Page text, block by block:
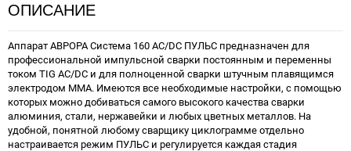
ОПИСАНИЕ
Аппарат АВРОРА Система 160 AC/DC ПУЛЬС предназначен для
профессиональной импульсной сварки постоянным и переменны
током TIG AC/DC и для полноценной сварки штучным плавящимся
электродом MMA. Имеются все необходимые настройки, с помощью
которых можно добиваться самого высокого качества сварки
алюминия, стали, нержавейки и любых цветных металлов. На
удобной, понятной любому сварщику циклограмме отдельно
настраивается режим ПУЛЬС и регулируется каждая стадия